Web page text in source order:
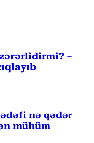
–
nə qədər
mühüm